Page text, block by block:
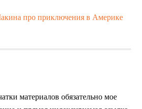
материалов обязательно мое